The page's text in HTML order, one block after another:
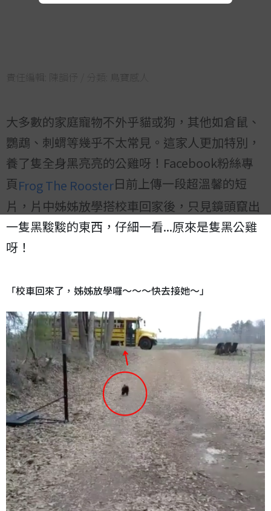
責任編輯: 陳韻伃 / 分類: 鳥寶感人
大多數的家庭寵物不外乎貓或狗，其他如倉鼠、
鸚鵡、刺蝟等幾乎不太常見。這家人更加特別，
養了隻全身黑亮亮的公雞呀！Facebook粉絲專
頁Frog The Rooster日前上傳一段超溫馨的短
片，片中姊姊放學搭校車回家後，只見鏡頭竄出
一隻黑黢黢的東西，仔細一看...原來是隻黑公雞
呀！
「校車回來了，姊姊放學囉～～～快去接她～」